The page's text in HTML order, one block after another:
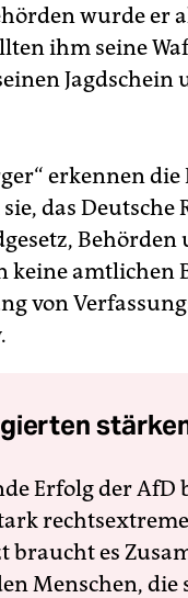
wurde er
ihm seine
erkennen
das Deutsche
keine amtlichen
von
Erfolg der AfD
braucht es
Menschen, die